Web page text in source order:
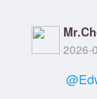
2026-